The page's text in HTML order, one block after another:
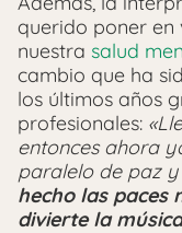
querido poner
nuestra salud
cambio que ha
los últimos años
profesionales:
entonces ahora
paralelo de paz
hecho las paces
divierte la música